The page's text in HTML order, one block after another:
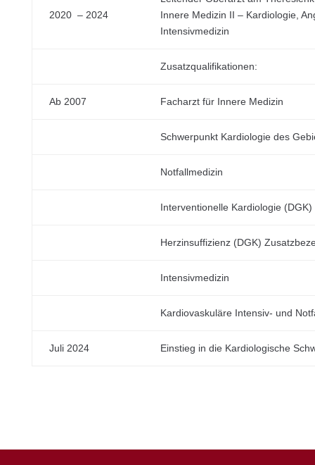
2020 – 2024
Innere Medizin II – Kardiologie,
Intensivmedizin
Zusatzqualifikationen:
Ab 2007 Facharzt für Innere Medizin
Schwerpunkt Kardiologie des
Notfallmedizin
Interventionelle Kardiologie (DGK)
Herzinsuffizienz (DGK)
Intensivmedizin
Kardiovaskuläre Intensiv- und
Juli 2024 Einstieg in die Kardiologische